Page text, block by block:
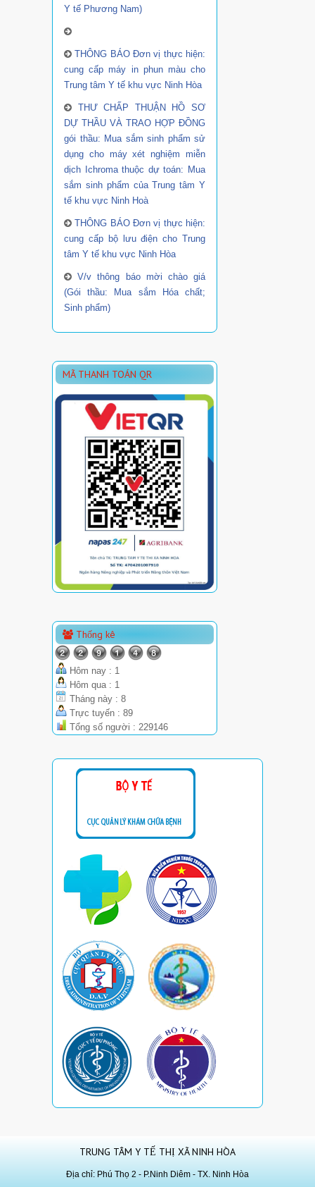
Y tế Phương Nam)
THÔNG BÁO Đơn vị thực hiện:
cung cấp máy in phun màu cho
Trung tâm Y tế khu vực Ninh Hòa
THƯ CHẤP THUẬN HỒ SƠ
DỰ THẦU VÀ TRAO HỢP ĐỒNG
gói thầu: Mua sắm sinh phẩm sử
dụng cho máy xét nghiệm miễn
dịch Ichroma thuộc dự toán: Mua
sắm sinh phẩm của Trung tâm Y
tế khu vực Ninh Hoà
THÔNG BÁO Đơn vị thực hiện:
cung cấp bộ lưu điện cho Trung
tâm Y tế khu vực Ninh Hòa
V/v thông báo mời chào giá
(Gói thầu: Mua sắm Hóa chất;
Sinh phẩm)
MÃ THANH TOÁN QR
Thống kê
Hôm nay : 1
Hôm qua : 1
Tháng này : 8
Trực tuyến : 89
Tổng số người : 229146
TRUNG TÂM Y TẾ THỊ XÃ NINH HÒA
Địa chỉ: Phú Thọ 2 - P.Ninh Diêm - TX. Ninh Hòa